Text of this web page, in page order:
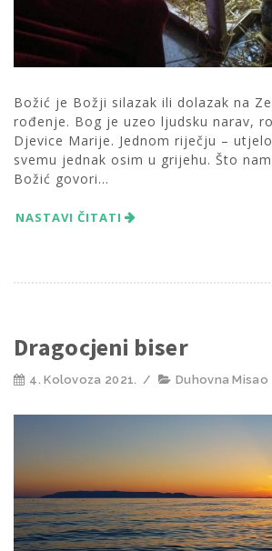
Božić je Božji silazak ili dolazak na
rođenje. Bog je uzeo ljudsku narav,
Djevice Marije. Jednom riječju –
svemu jednak osim u grijehu. Što
Božić govori...
NASTAVI ČITATI
Dragocjeni biser
4. Kolovoza 2021. / Duhovna Misao